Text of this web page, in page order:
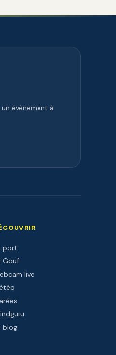
évènement à
port
Gouf
live
blog